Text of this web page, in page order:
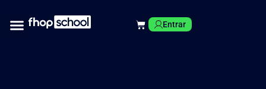
Entrar